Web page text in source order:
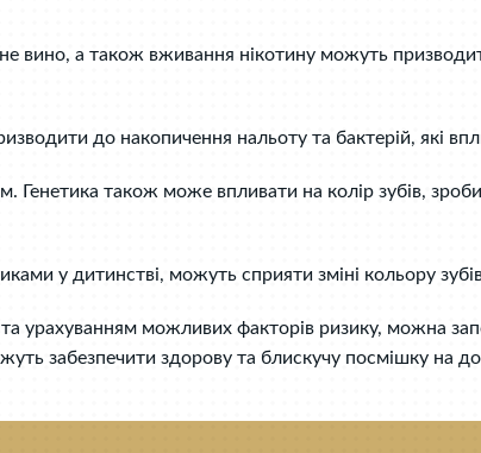
вино, а також вживання нікотину можуть
до накопичення нальоту та бактерій, які
Генетика також може впливати на колір зубів,
у дитинстві, можуть сприяти зміні кольору
можливих факторів ризику, можна
забезпечити здорову та блискучу посмішку на